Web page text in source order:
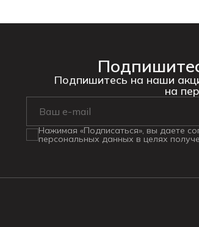
Подпишитесь на наши
на
Нажимая «Подписаться», вы даете
персональных данных в целях